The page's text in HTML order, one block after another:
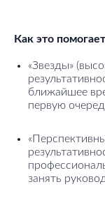
Как это
«Звезды»
ближайшее
первую
занять